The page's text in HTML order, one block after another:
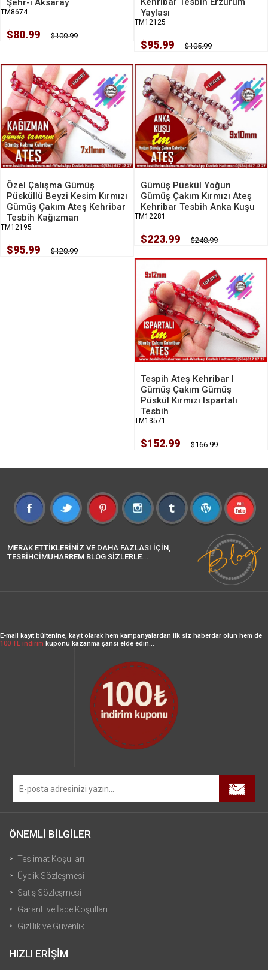
Şehr-i Aksaray
TM8674
$80.99 $100.99
Yaylası
TM12125
$95.99 $105.99
Özel Çalışma Gümüş
Püsküllü Beyzi Kesim Kırmızı
Gümüş Çakım Ateş Kehribar
Tesbih Kağızman
TM12195
$95.99 $120.99
Gümüş Püskül Yoğun
Gümüş Çakım Kırmızı Ateş
Kehribar Tesbih Anka Kuşu
TM12281
$223.99 $240.99
Tespih Ateş Kehribar I
Gümüş Çakım Gümüş
Püskül Kırmızı Ispartalı
Tesbih
TM13571
$152.99 $166.99
MERAK ETTİKLERİNİZ VE DAHA FAZLASI İÇİN,
TESBİHCİMUHARREM BLOG SİZLERLE...
E-mail kayıt bültenine, kayıt olarak hem kampanyalardan ilk siz haberdar olun hem de
100 TL indirim kuponu kazanma şansı elde edin...
ÖNEMLİ BİLGİLER
Teslimat Koşulları
Üyelik Sözleşmesi
Satış Sözleşmesi
Garanti ve İade Koşulları
Gizlilik ve Güvenlik
HIZLI ERİŞİM